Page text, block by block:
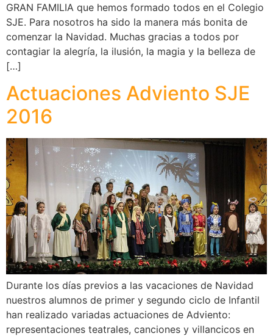
GRAN FAMILIA que hemos formado todos en el Colegio
SJE. Para nosotros ha sido la manera más bonita de
comenzar la Navidad. Muchas gracias a todos por
contagiar la alegría, la ilusión, la magia y la belleza de
[…]
Actuaciones Adviento SJE
2016
Durante los días previos a las vacaciones de Navidad
nuestros alumnos de primer y segundo ciclo de Infantil
han realizado variadas actuaciones de Adviento:
representaciones teatrales, canciones y villancicos en